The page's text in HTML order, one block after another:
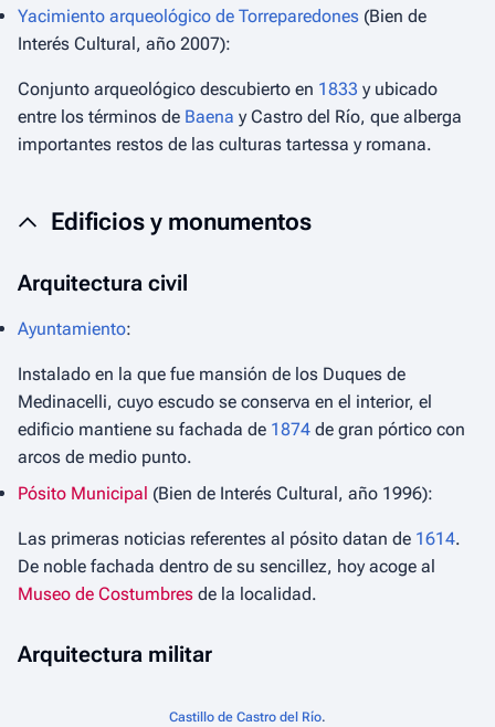
Yacimiento arqueológico de Torreparedones (Bien de
Interés Cultural, año 2007):
Conjunto arqueológico descubierto en 1833 y ubicado
entre los términos de Baena y Castro del Río, que alberga
importantes restos de las culturas tartessa y romana.
Edificios y monumentos
Arquitectura civil
Ayuntamiento:
Instalado en la que fue mansión de los Duques de
Medinacelli, cuyo escudo se conserva en el interior, el
edificio mantiene su fachada de 1874 de gran pórtico con
arcos de medio punto.
Pósito Municipal (Bien de Interés Cultural, año 1996):
Las primeras noticias referentes al pósito datan de 1614.
De noble fachada dentro de su sencillez, hoy acoge al
Museo de Costumbres de la localidad.
Arquitectura militar
Castillo de Castro del Río.